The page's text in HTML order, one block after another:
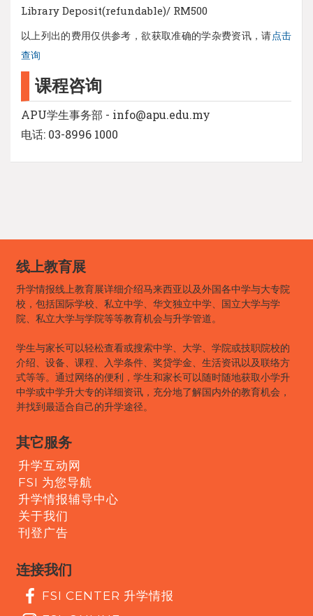
Library Deposit(refundable)/ RM500
以上列出的费用仅供参考，欲获取准确的学杂费资讯，请点击
查询
课程咨询
APU学生事务部 - info@apu.edu.my
电话: 03-8996 1000
线上教育展
升学情报线上教育展详细介绍马来西亚以及外国各中学与大专院
校，包括国际学校、私立中学、华文独立中学、国立大学与学
院、私立大学与学院等等教育机会与升学管道。
学生与家长可以轻松查看或搜索中学、大学、学院或技职院校的
介绍、设备、课程、入学条件、奖贷学金、生活资讯以及联络方
式等等。通过网络的便利，学生和家长可以随时随地获取小学升
中学或中学升大专的详细资讯，充分地了解国内外的教育机会，
并找到最适合自己的升学途径。
其它服务
升学互动网
FSI 为您导航
升学情报辅导中心
关于我们
刊登广告
连接我们
FSI CENTER 升学情报